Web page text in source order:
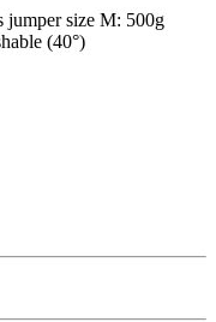
jumper size M: 500g
(40°)